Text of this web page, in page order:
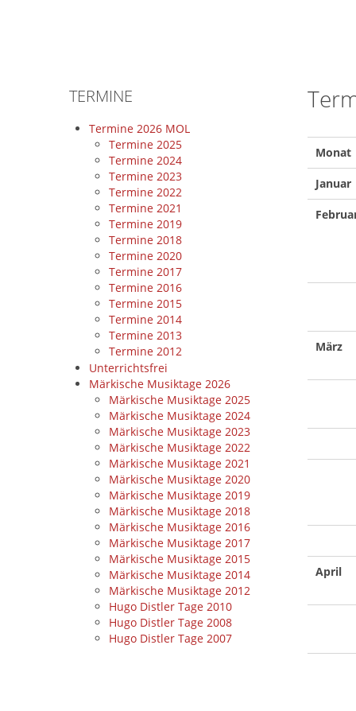
TERMINE
Termine 2026 MOL
Termine 2025
Termine 2024
Termine 2023
Termine 2022
Termine 2021
Termine 2019
Termine 2018
Termine 2020
Termine 2017
Termine 2016
Termine 2015
Termine 2014
Termine 2013
Termine 2012
Unterrichtsfrei
Märkische Musiktage 2026
Märkische Musiktage 2025
Märkische Musiktage 2024
Märkische Musiktage 2023
Märkische Musiktage 2022
Märkische Musiktage 2021
Märkische Musiktage 2020
Märkische Musiktage 2019
Märkische Musiktage 2018
Märkische Musiktage 2016
Märkische Musiktage 2017
Märkische Musiktage 2015
Märkische Musiktage 2014
Märkische Musiktage 2012
Hugo Distler Tage 2010
Hugo Distler Tage 2008
Hugo Distler Tage 2007
Monat
Januar
März
April